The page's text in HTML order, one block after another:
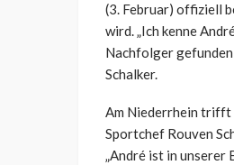
(3. Februar) offiziell
wird. „Ich kenne
Nachfolger gefunden
Schalker.
Am Niederrhein trifft
Sportchef Rouven
„André ist in unserer